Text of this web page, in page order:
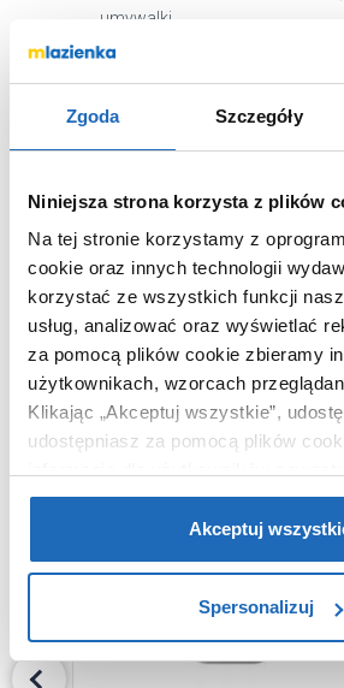
Zgoda Szczegóły
Niniejsza strona korzysta z plików
Na tej stronie korzystamy z
cookie oraz innych technologii
korzystać ze wszystkich funkcji
usług, analizować oraz wyświetlać
za pomocą plików cookie zbieramy
użytkownikach, wzorcach
Klikając „Akceptuj wszystkie”,
udostępniasz za pomocą plików
partnerzy reklamowi.Jeśli chcesz,
wymagane pliki cookie”.Pamiętaj
zablokowane niektóre pliki cookie
Aby uzyskać więcej informacji na
Akceptuj
Spersonalizuj
umywalki
Wykończenie
Kod EAN
Wymiary z
53
Waga z opakowaniem
Dane producenta
WARTO DOKUPIĆ